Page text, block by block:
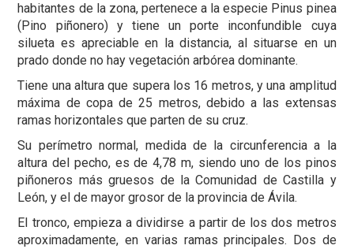
habitantes de la zona, pertenece a la especie Pinus pinea
(Pino piñonero) y tiene un porte inconfundible cuya
silueta es apreciable en la distancia, al situarse en un
prado donde no hay vegetación arbórea dominante.
Tiene una altura que supera los 16 metros, y una amplitud
máxima de copa de 25 metros, debido a las extensas
ramas horizontales que parten de su cruz.
Su perímetro normal, medida de la circunferencia a la
altura del pecho, es de 4,78 m, siendo uno de los pinos
piñoneros más gruesos de la Comunidad de Castilla y
León, y el de mayor grosor de la provincia de Ávila.
El tronco, empieza a dividirse a partir de los dos metros
aproximadamente, en varias ramas principales. Dos de